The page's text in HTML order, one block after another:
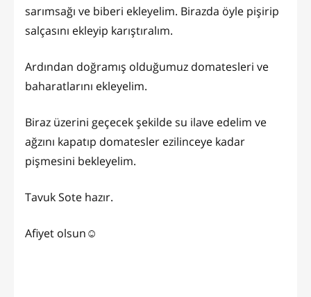
sarımsağı ve biberi ekleyelim. Birazda öyle pişirip
salçasını ekleyip karıştıralım.
Ardından doğramış olduğumuz domatesleri ve
baharatlarını ekleyelim.
Biraz üzerini geçecek şekilde su ilave edelim ve
ağzını kapatıp domatesler ezilinceye kadar
pişmesini bekleyelim.
Tavuk Sote hazır.
Afiyet olsun☺️